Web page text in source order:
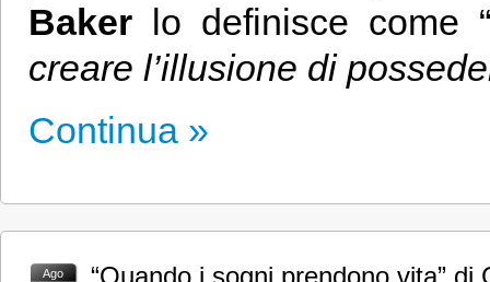
Baker lo definisce come
creare l’illusione di
Continua »
Ago “Quando i sogni prendono vita” di